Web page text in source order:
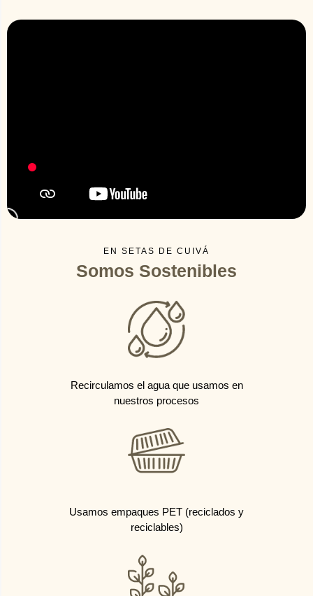
EN SETAS DE CUIVÁ
Somos Sostenibles
Recirculamos el agua que usamos en
nuestros procesos
Usamos empaques PET (reciclados y
reciclables)